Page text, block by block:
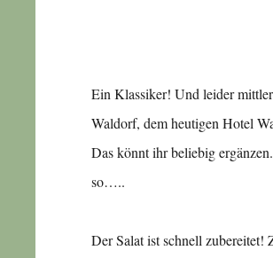
Ein Klassiker! Und leider
Waldorf, dem heutigen Hotel
Das könnt ihr beliebig
so…..
Der Salat ist schnell zubereitet!